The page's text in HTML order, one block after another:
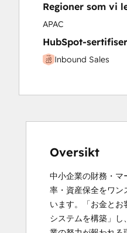
Regioner som vi
APAC
HubSpot-
Inbound Sales
Oversikt
中小企業の財務・マ
率・資産保全をワン
います。「お金と
システムを構築」